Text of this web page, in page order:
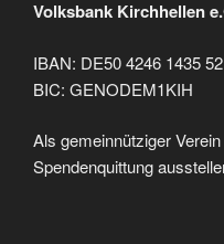
Volksbank Kirchhellen
IBAN: DE50 4246 1435
BIC: GENODEM1KIH
Als gemeinnütziger
Spendenquittung